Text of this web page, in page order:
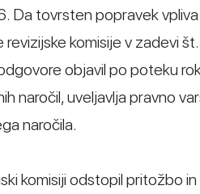
Da tovrsten popravek
komisije v zadevi
objavil po poteku
naročil, uveljavlja pravno
naročila.
komisiji odstopil pritožbo